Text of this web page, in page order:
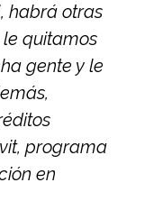
habrá otras
le quitamos
gente y le
programa
en